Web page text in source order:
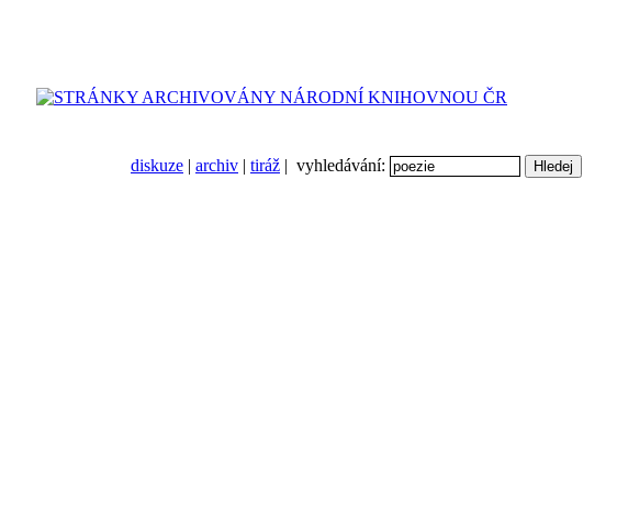
diskuze | archiv | tiráž | vyhledávání: